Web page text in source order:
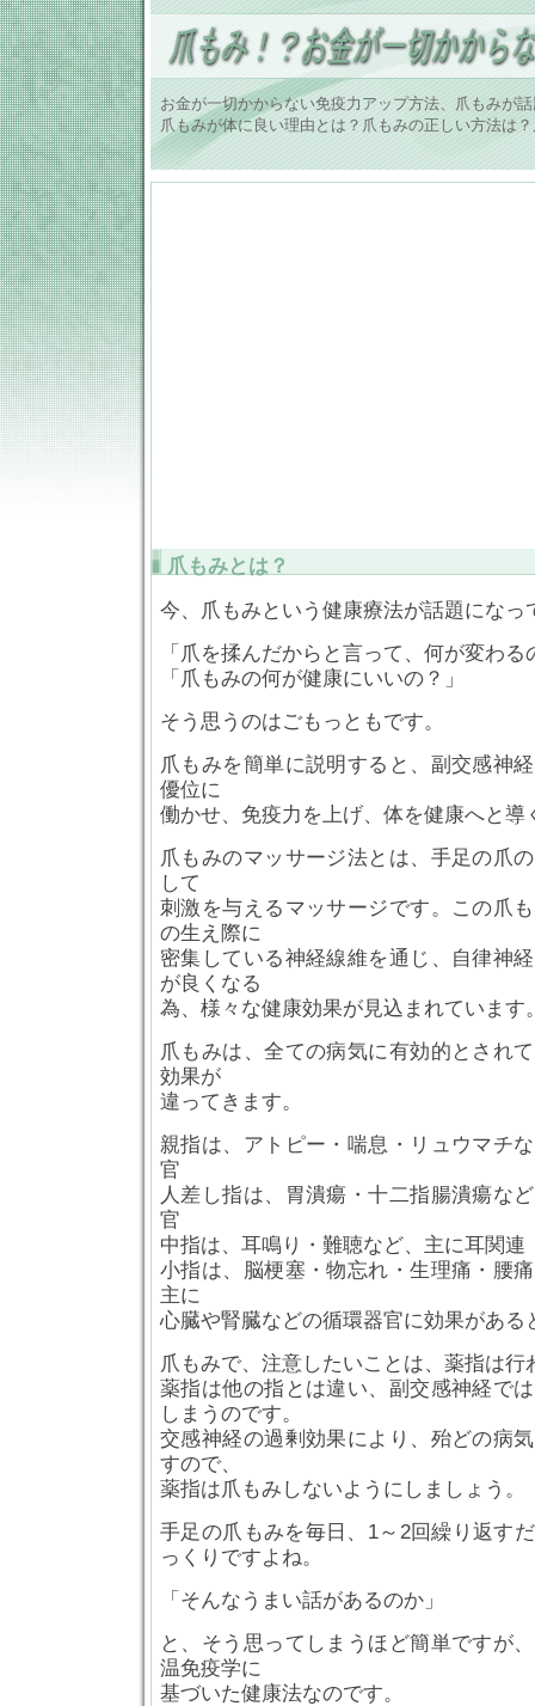
お金が一切かからない免疫力アップ方法、爪もみが
爪もみが体に良い理由とは？爪もみの正しい方法は
爪もみとは？
今、爪もみという健康療法が話題になっ
「爪を揉んだからと言って、何が変わる
「爪もみの何が健康にいいの？」
そう思うのはごもっともです。
爪もみを簡単に説明すると、副交感神
優位に
働かせ、免疫力を上げ、体を健康へと導
爪もみのマッサージ法とは、手足の爪
して
刺激を与えるマッサージです。この爪
の生え際に
密集している神経線維を通じ、自律神
が良くなる
為、様々な健康効果が見込まれています
爪もみは、全ての病気に有効的とされ
効果が
違ってきます。
親指は、アトピー・喘息・リュウマチ
官
人差し指は、胃潰瘍・十二指腸潰瘍な
官
中指は、耳鳴り・難聴など、主に耳関連
小指は、脳梗塞・物忘れ・生理痛・腰
主に
心臓や腎臓などの循環器官に効果がある
爪もみで、注意したいことは、薬指は行
薬指は他の指とは違い、副交感神経で
しまうのです。
交感神経の過剰効果により、殆どの病
すので、
薬指は爪もみしないようにしましょう。
手足の爪もみを毎日、1～2回繰り返す
っくりですよね。
「そんなうまい話があるのか」
と、そう思ってしまうほど簡単ですが
温免疫学に
基づいた健康法なのです。